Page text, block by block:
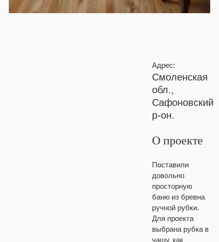
Адрес:
Смоленская
обл.,
Сафоновский
р-он.
О проекте
Поставили
довольно
просторную
баню из бревна
ручной рубки.
Для проекта
выбрана рубка в
чашу, как